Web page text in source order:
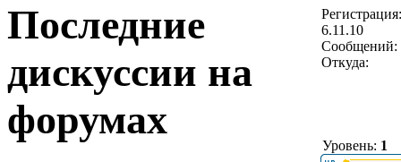
Последние
дискуссии на
форумах
Регистрация:
6.11.10
Сообщений:
Откуда:
Уровень: 1